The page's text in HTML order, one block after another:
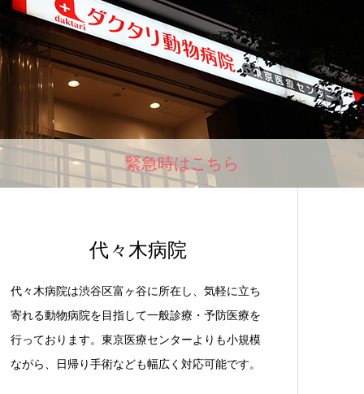
緊急時はこちら
代々木病院
代々木病院は渋谷区富ヶ谷に所在し、気軽に立ち
寄れる動物病院を目指して一般診療・予防医療を
行っております。東京医療センターよりも小規模
ながら、日帰り手術なども幅広く対応可能です。